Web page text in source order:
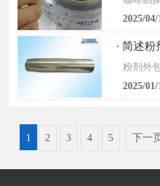
2025/04/
· 简述
2025/01/
1 2 3 4 5 下一